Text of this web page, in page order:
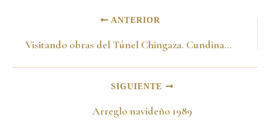
ANTERIOR
Visitando obras del Túnel Chingaza. Cundinamarca 1989
SIGUIENTE
Arreglo navideño 1989